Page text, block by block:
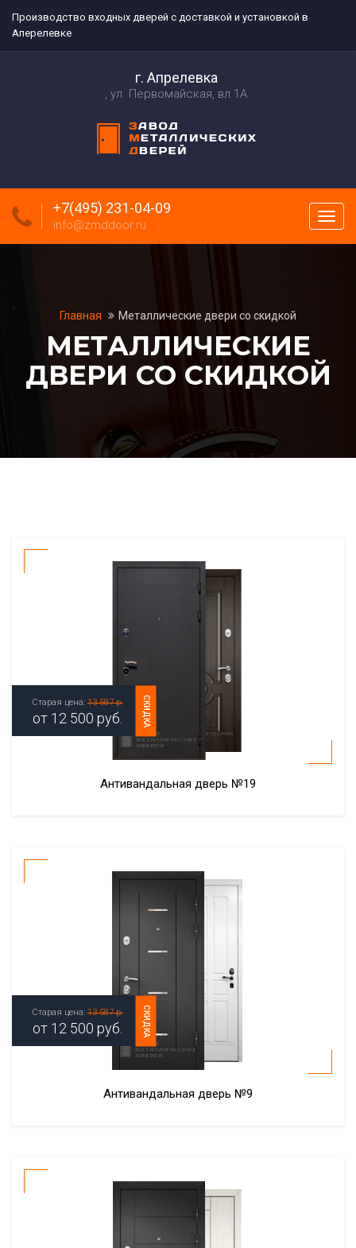
Производство входных дверей с доставкой и установкой в
Аперелевке
г. Апрелевка
ул. Первомайская, вл.1А
меню
+7(495) 231-04-09
info@zmddoor.ru
Главная Металлические двери со скидкой
МЕТАЛЛИЧЕСКИЕ
ДВЕРИ СО СКИДКОЙ
СКИДКА
Старая цена: 13 587 р.
от 12 500 руб.
Антивандальная дверь №19
СКИДКА
Старая цена: 13 587 р.
от 12 500 руб.
Антивандальная дверь №9